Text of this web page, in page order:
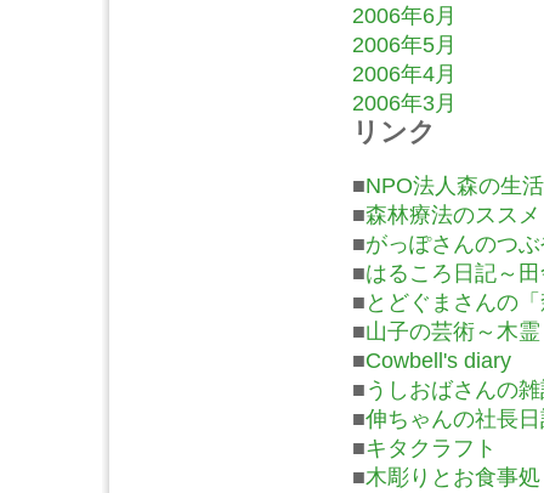
2006年6月
2006年5月
2006年4月
2006年3月
リンク
■NPO法人森の生活
■森林療法のススメ
■がっぽさんのつ
■はるころ日記～
■ とどぐまさんの
■山子の芸術～木
■Cowbell's diary
■ うしおばさんの
■伸ちゃんの社長
■キタクラフト
■木彫りとお食事